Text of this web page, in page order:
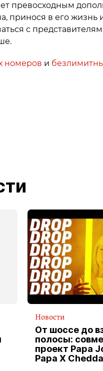
превосходным
принося в его
с
номеров и
Новости
От шоссе до
полосы:
проект Papa
Papa X